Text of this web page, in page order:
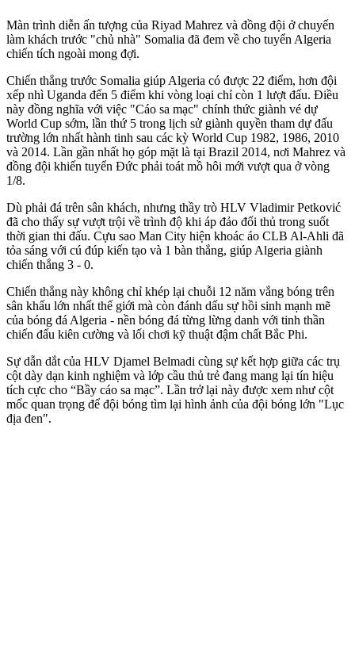
Màn trình diễn ấn tượng của Riyad Mahrez và đồng đội ở chuyến
làm khách trước "chủ nhà" Somalia đã đem về cho tuyển Algeria
chiến tích ngoài mong đợi.
Chiến thắng trước Somalia giúp Algeria có được 22 điểm, hơn đội
xếp nhì Uganda đến 5 điểm khi vòng loại chỉ còn 1 lượt đấu. Điều
này đồng nghĩa với việc "Cáo sa mạc" chính thức giành vé dự
World Cup sớm, lần thứ 5 trong lịch sử giành quyền tham dự đấu
trường lớn nhất hành tinh sau các kỳ World Cup 1982, 1986, 2010
và 2014. Lần gần nhất họ góp mặt là tại Brazil 2014, nơi Mahrez và
đồng đội khiến tuyển Đức phải toát mồ hôi mới vượt qua ở vòng
1/8.
Dù phải đá trên sân khách, nhưng thầy trò HLV Vladimir Petković
đã cho thấy sự vượt trội về trình độ khi áp đảo đối thủ trong suốt
thời gian thi đấu. Cựu sao Man City hiện khoác áo CLB Al-Ahli đã
tỏa sáng với cú đúp kiến tạo và 1 bàn thắng, giúp Algeria giành
chiến thắng 3 - 0.
Chiến thắng này không chỉ khép lại chuỗi 12 năm vắng bóng trên
sân khấu lớn nhất thế giới mà còn đánh dấu sự hồi sinh mạnh mẽ
của bóng đá Algeria - nền bóng đá từng lừng danh với tinh thần
chiến đấu kiên cường và lối chơi kỹ thuật đậm chất Bắc Phi.
Sự dẫn dắt của HLV Djamel Belmadi cùng sự kết hợp giữa các trụ
cột dày dạn kinh nghiệm và lớp cầu thủ trẻ đang mang lại tín hiệu
tích cực cho “Bầy cáo sa mạc”. Lần trở lại này được xem như cột
mốc quan trọng để đội bóng tìm lại hình ảnh của đội bóng lớn "Lục
địa đen".